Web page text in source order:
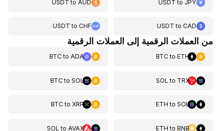
USDT toJPY
USDT to AUD
USDT toCAD
USDT toCHF
من العملات الرقمية إلى العملات الرقمية
BTCtoETH
BTCtoADA
SOL to TRX
BTCtoSOL
ETH toSOL
BTCtoXRP
ETH toBNB
SOL toAVAX